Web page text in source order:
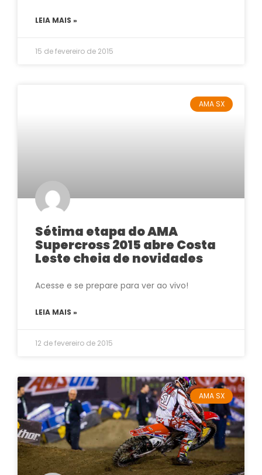
LEIA MAIS »
15 de fevereiro de 2015
AMA SX
Sétima etapa do AMA
Supercross 2015 abre Costa
Leste cheia de novidades
Acesse e se prepare para ver ao vivo!
LEIA MAIS »
12 de fevereiro de 2015
AMA SX